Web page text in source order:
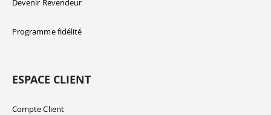
Devenir Revendeur
Programme fidélité
ESPACE CLIENT
Compte Client